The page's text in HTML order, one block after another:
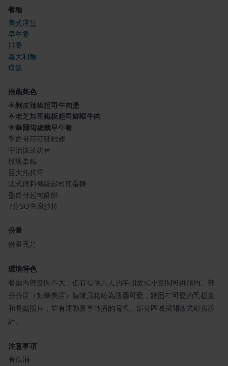
餐種
美式漢堡
早午餐
排餐
義大利麵
燉飯
推薦菜色
🌟剝皮辣椒起司牛肉堡
🌟老芝加哥鐵板起司鮮蝦牛肉
🌟華爾街總裁早午餐
墨西哥莎莎辣雞翅
宇治抹茶奶昔
玫瑰拿鐵
巨大熱狗堡
法式鑲料傳統起司煎蛋捲
墨西哥起司酥餅
7分SO主廚沙拉
份量
份量充足
環境特色
餐廳內部空間不大，但有提供八人的半開放式小空間可供預約。部
分分店（如華美店）裝潢風格較為溫馨可愛，牆面有可愛的黑板畫
和餐點照片，並有運動賽事轉播的電視。部分區域採開放式廚房設
計。
注意事項
有低消